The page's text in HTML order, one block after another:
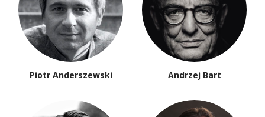
Piotr Anderszewski Andrzej Bart